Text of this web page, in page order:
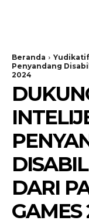
Beranda Yudikatif
Penyandang
2024
DARI
GAMES